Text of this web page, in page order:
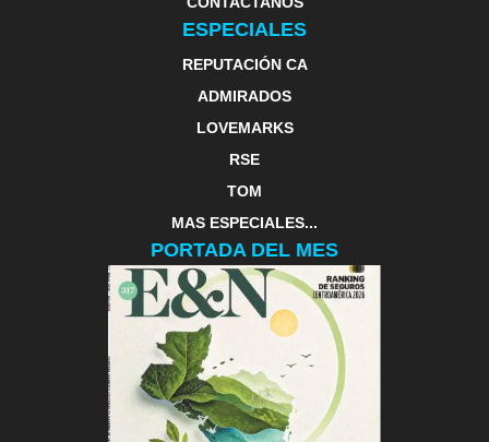
ESPECIALES
REPUTACIÓN CA
ADMIRADOS
LOVEMARKS
RSE
TOM
MAS ESPECIALES...
PORTADA DEL MES